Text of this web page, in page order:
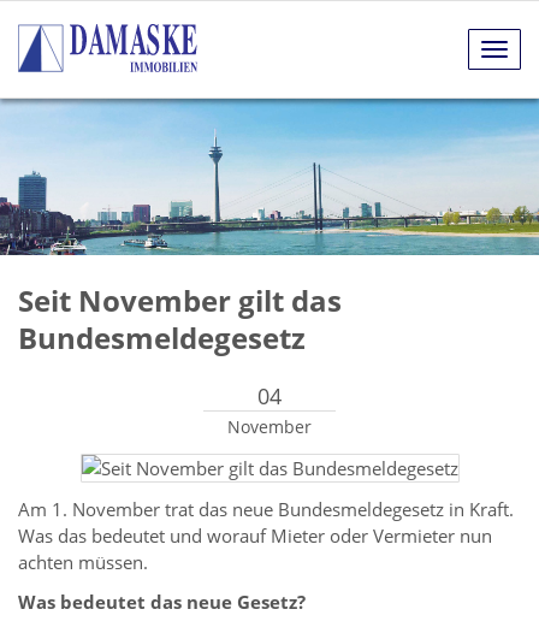
Seit November gilt das
Bundesmeldegesetz
04
November
Am 1. November trat das neue Bundesmeldegesetz in Kraft.
Was das bedeutet und worauf Mieter oder Vermieter nun
achten müssen.
Was bedeutet das neue Gesetz?